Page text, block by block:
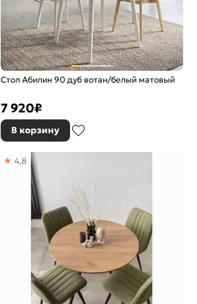
Стол Абилин 90 дуб вотан/белый матовый
7 920₽
В корзину
4,8